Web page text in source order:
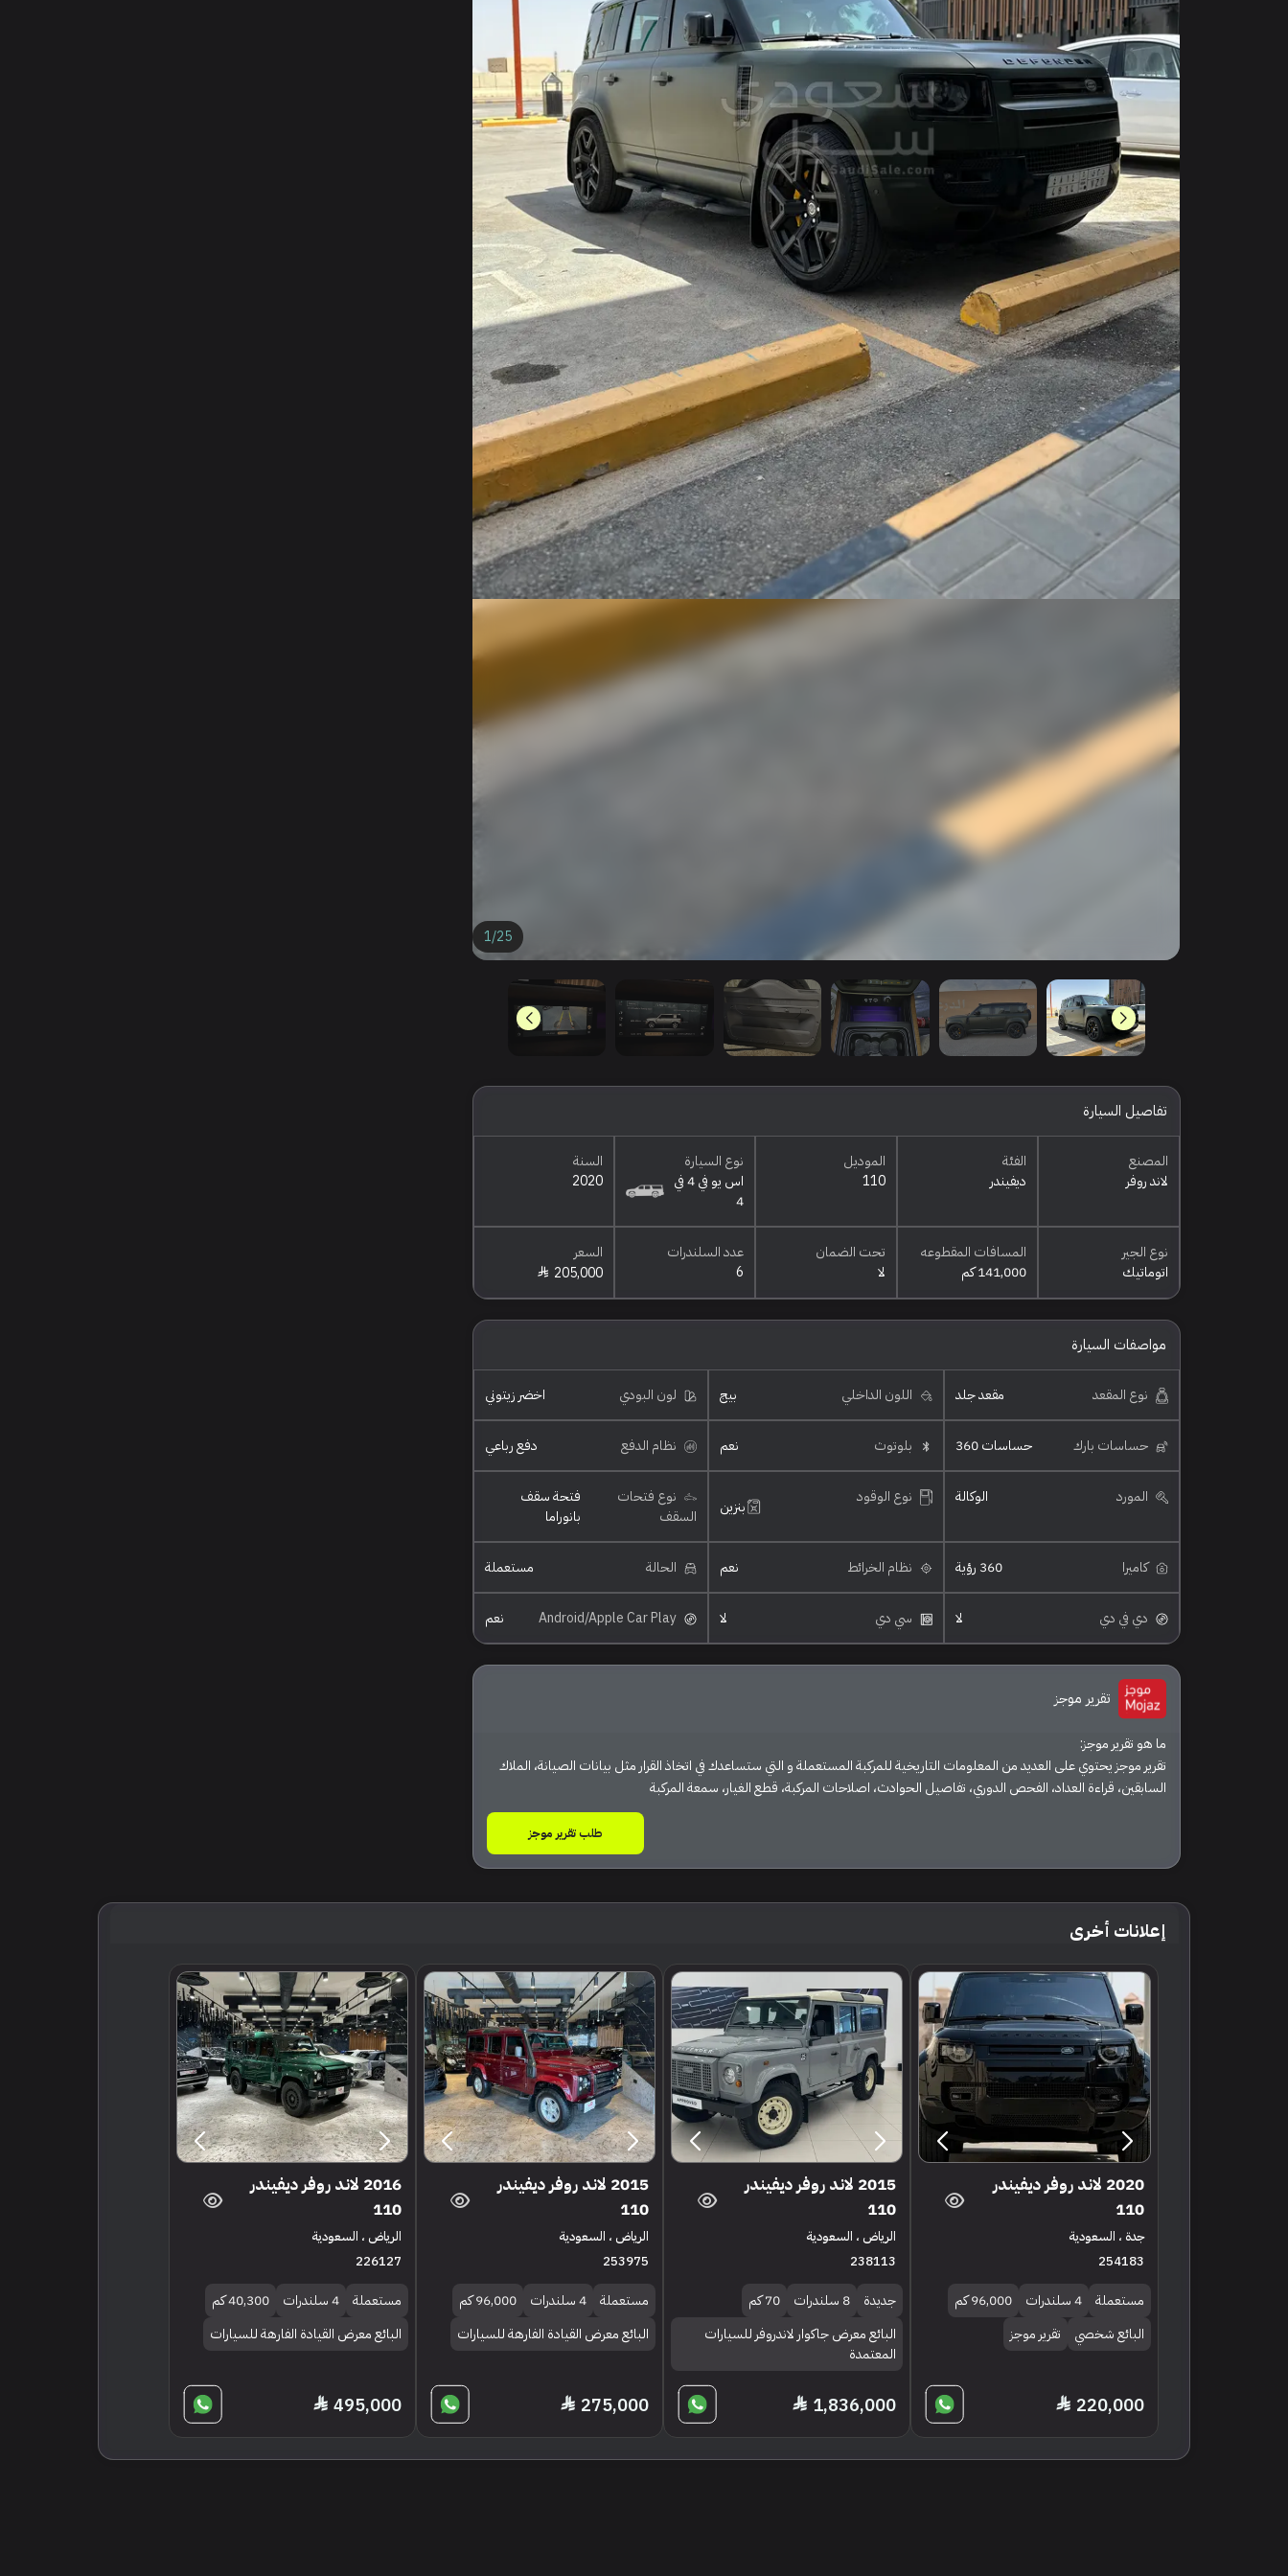
1/25
تفاصيل السيارة
المصنع
لاند روفر
الفئة
ديفيندر
الموديل
110
نوع السيارة
اس يو في 4 في
4
السنة
2020
نوع الجير
اتوماتيك
المسافات المقطوعه
141,000 كم
تحت الضمان
لا
عدد السلندرات
6
السعر
205,000
مواصفات السيارة
نوع المقعد مقعد جلد اللون الداخلي بيج لون البودي اخضر زيتوني
حساسات بارك حساسات 360 بلوتوث نعم نظام الدفع دفع رباعي
المورد الوكالة نوع الوقود بنزين
نوع فتحات
السقف
فتحة سقف
بانوراما
كاميرا 360 رؤية نظام الخرائط نعم الحالة مستعملة
دي في دي لا سي دي لا نعم
تقرير موجز
ما هو تقرير موجز:
تقرير موجز يحتوي على العديد من المعلومات التاريخية للمركبة المستعملة و التي ستساعدك في اتخاذ القرار مثل بيانات الصيانة، الملاك
السابقين، قراءة العداد، الفحص الدوري، تفاصيل الحوادث، اصلاحات المركبة، قطع الغيار، سمعة المركبة
طلب تقرير موجز
إعلانات أخرى
2020 لاند روفر ديفيندر
110
جدة ، السعودية
254183
مستعملة 4 سلندرات
96,000 كم
البائع شخصي
تقرير موجز
220,000
2015 لاند روفر ديفيندر
110
الرياض ، السعودية
238113
جديدة 8 سلندرات
70 كم
البائع معرض جاكوار لاندروفر للسيارات
المعتمدة
1,836,000
2015 لاند روفر ديفيندر
110
الرياض ، السعودية
253975
مستعملة 4 سلندرات
96,000 كم
البائع معرض القيادة الفارهة للسيارات
275,000
2016 لاند روفر ديفيندر
110
الرياض ، السعودية
226127
مستعملة 4 سلندرات
40,300 كم
البائع معرض القيادة الفارهة للسيارات
495,000